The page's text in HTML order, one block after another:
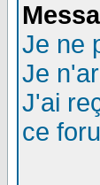
Je ne
Je
J'ai
ce